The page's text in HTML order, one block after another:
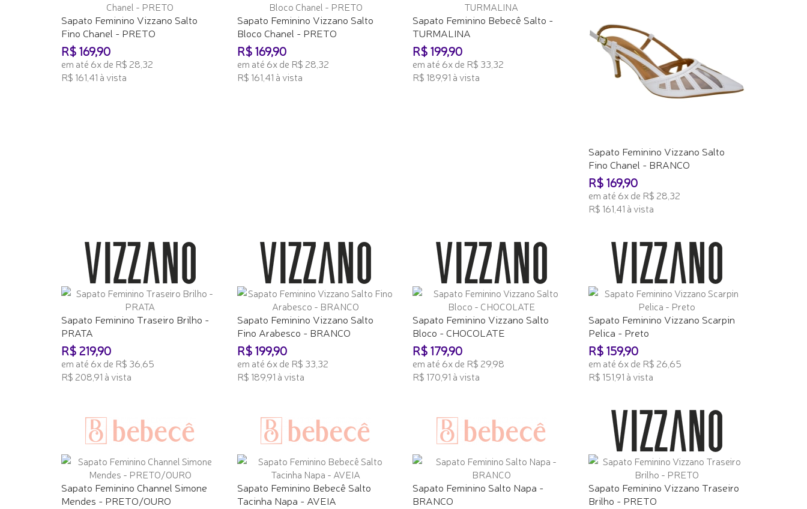
Sapato Feminino Vizzano Salto
Fino Chanel - PRETO
R$ 169,90
em até 6x de R$ 28,32
R$ 161,41 à vista
Sapato Feminino Vizzano Salto
Bloco Chanel - PRETO
R$ 169,90
em até 6x de R$ 28,32
R$ 161,41 à vista
Sapato Feminino Bebecê Salto -
TURMALINA
R$ 199,90
em até 6x de R$ 33,32
R$ 189,91 à vista
Sapato Feminino Vizzano Salto
Fino Chanel - BRANCO
R$ 169,90
em até 6x de R$ 28,32
R$ 161,41 à vista
Sapato Feminino Traseiro Brilho -
PRATA
R$ 219,90
em até 6x de R$ 36,65
R$ 208,91 à vista
Sapato Feminino Vizzano Salto
Fino Arabesco - BRANCO
R$ 199,90
em até 6x de R$ 33,32
R$ 189,91 à vista
Sapato Feminino Vizzano Salto
Bloco - CHOCOLATE
R$ 179,90
em até 6x de R$ 29,98
R$ 170,91 à vista
Sapato Feminino Vizzano Scarpin
Pelica - Preto
R$ 159,90
em até 6x de R$ 26,65
R$ 151,91 à vista
Sapato Feminino Channel Simone
Mendes - PRETO/OURO
Sapato Feminino Bebecê Salto
Tacinha Napa - AVEIA
Sapato Feminino Salto Napa -
BRANCO
Sapato Feminino Vizzano Traseiro
Brilho - PRETO